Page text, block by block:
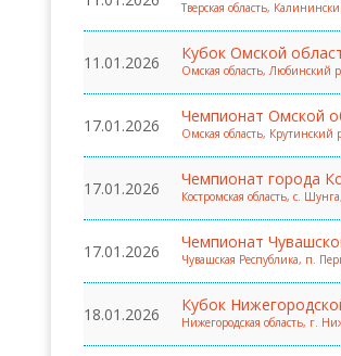
Тверская область,
11.01.2026 Кубок Омской
Омская область, Любинский
17.01.2026 Чемпионат Омской
Омская область, Крутинский
17.01.2026 Чемпионат города
Костромская область, с.
17.01.2026 Чемпионат
Чувашская Республика, п.
18.01.2026 Кубок
Нижегородская область, г.